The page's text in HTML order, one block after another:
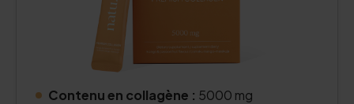
Contenu en collagène : 5000 mg